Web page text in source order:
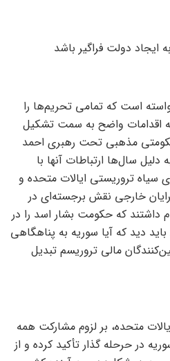
ایجاد دولت فراگیر باشد
است که تمامی تحریم‌ها را
اقدامات واضح به سمت تشکیل
مذهبی تحت رهبری احمد
سال‌ها ارتباطات آنها با
سیاه تروریستی ایالات متحده و
خارجی نقش برجسته‌ای در
داشتند که حکومت بشار اسد را در
دید که آیا سوریه به پناهگاهی
مالی تروریسم تبدیل
متحده، بر لزوم مشارکت همه
در حرحله گذار تأکید کرده و از